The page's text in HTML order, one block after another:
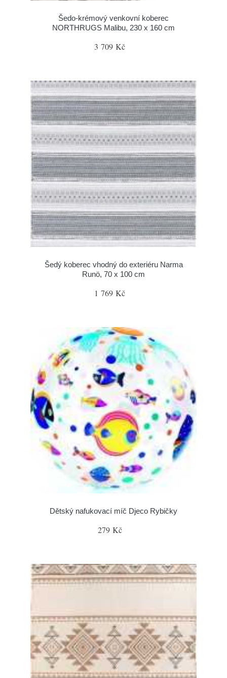
Šedo-krémový venkovní koberec
NORTHRUGS Malibu, 230 x 160 cm
3 709 Kč
Šedý koberec vhodný do exteriéru Narma
Runö, 70 x 100 cm
1 769 Kč
Dětský nafukovací míč Djeco Rybičky
279 Kč